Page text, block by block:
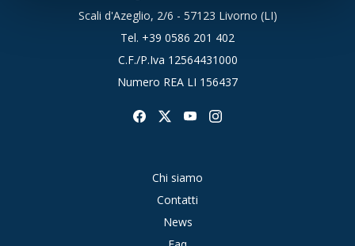
Scali d'Azeglio, 2/6 - 57123 Livorno (LI)
Tel. +39 0586 201 402
C.F./P.Iva 12564431000
Numero REA LI 156437
Chi siamo
Contatti
News